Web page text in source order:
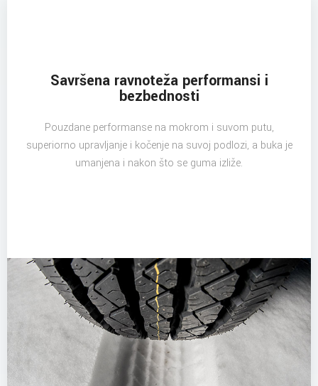
Savršena ravnoteža performansi i
bezbednosti
Pouzdane performanse na mokrom i suvom putu,
superiorno upravljanje i kočenje na suvoj podlozi, a buka je
umanjena i nakon što se guma izliže.